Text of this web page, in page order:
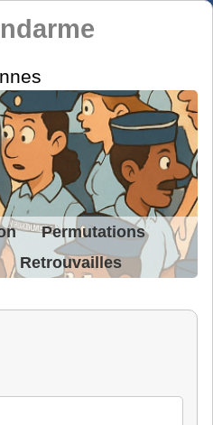
Permutations
Retrouvailles